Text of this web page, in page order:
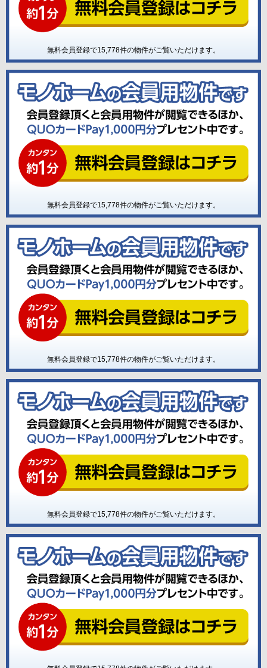
無料会員登録で15,778件の物件がご覧いただけます。
無料会員登録で15,778件の物件がご覧いただけます。
無料会員登録で15,778件の物件がご覧いただけます。
無料会員登録で15,778件の物件がご覧いただけます。